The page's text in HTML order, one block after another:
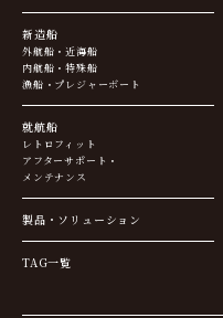
新造船
外航船・近海船
内航船・特殊船
漁船・プレジャーボート
就航船
レトロフィット
アフターサポート・
メンテナンス
製品・ソリューション
TAG一覧